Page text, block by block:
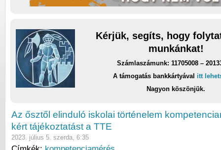
Kérjük, segíts, hogy
munkánkat!
Számlaszámunk: 11705008 –
A támogatás bankkártyával itt
Nagyon köszönjük.
Az ősztől elinduló iskolai történelem
kért tájékoztatást a TTE
2023. július 5. szerda, 6:35